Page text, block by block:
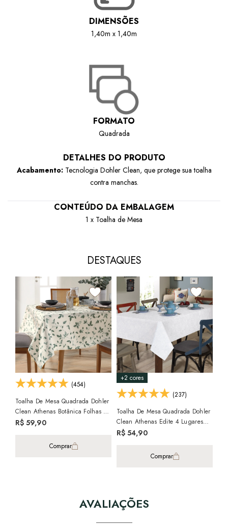
DIMENSÕES
1,40m x 1,40m
FORMATO
Quadrada
DETALHES DO PRODUTO
Acabamento: Tecnologia Dohler Clean, que protege sua toalha
contra manchas.
CONTEÚDO DA EMBALAGEM
1 x Toalha de Mesa
DESTAQUES
(454)
Toalha De Mesa Quadrada Dohler
Clean Athenas Botânica Folhas 4
Lugares 1,40m X 1,40m
R$ 59,90
Comprar
+2 cores
(237)
Toalha De Mesa Quadrada Dohler
Clean Athenas Edite 4 Lugares
1,40m X 1,40m
R$ 54,90
Comprar
AVALIAÇÕES